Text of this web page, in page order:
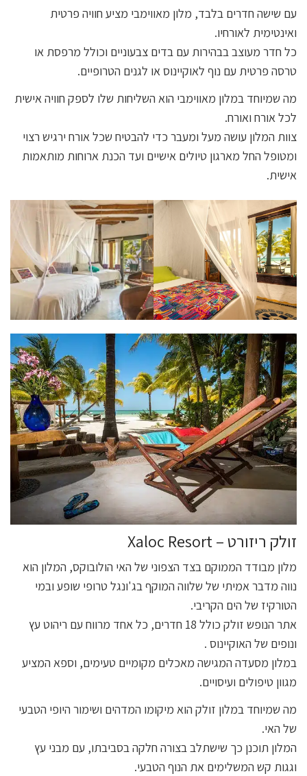
עם שישה חדרים בלבד, מלון מאווימבי מציע חוויה פרטית
ואינטימית לאורחיו.
כל חדר מעוצב בבהירות עם בדים צבעוניים וכולל מרפסת או
טרסה פרטית עם נוף לאוקיינוס או לגנים הטרופיים.
מה שמיוחד במלון מאווימבי הוא השליחות שלו לספק חוויה אישית
לכל אורח ואורח.
צוות המלון עושה מעל ומעבר כדי להבטיח שכל אורח ירגיש רצוי
ומטופל החל מארגון טיולים אישיים ועד הכנת ארוחות מותאמות
אישית.
זולק ריזורט – Xaloc Resort
מלון מבודד הממוקם בצד הצפוני של האי הולובוקס, המלון הוא
נווה מדבר אמיתי של שלווה המוקף בג'ונגל טרופי שופע ובמי
הטורקיז של הים הקריבי.
אתר הנופש זולק כולל 18 חדרים, כל אחד מרווח עם ריהוט עץ
ונופים של האוקיינוס .
במלון מסעדה המגישה מאכלים מקומיים טעימים, וספא המציע
מגוון טיפולים ועיסויים.
מה שמיוחד במלון זולק הוא מיקומו המדהים ושימור היופי הטבעי
של האי.
המלון תוכנן כך שישתלב בצורה חלקה בסביבתו, עם מבני עץ
וגגות קש המשלימים את הנוף הטבעי.